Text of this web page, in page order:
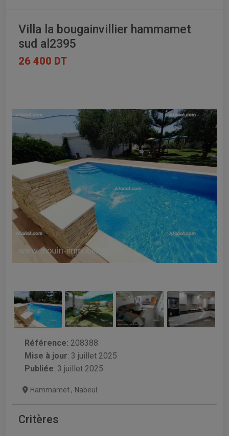
Villa la bougainvillier hammamet
sud al2395
26 400 DT
Référence: 208388
Mise à jour: 3 juillet 2025
Publiée: 3 juillet 2025
Hammamet , Nabeul
Critères